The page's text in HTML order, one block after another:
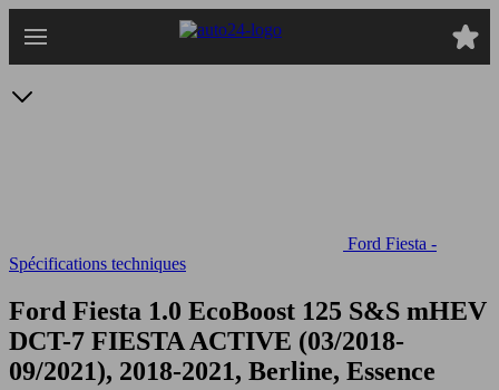
au
Ford Fiesta -
Spécifications techniques
Ford Fiesta 1.0 EcoBoost 125 S&S mHEV
DCT-7 FIESTA ACTIVE (03/2018-
09/2021), 2018-2021, Berline, Essence